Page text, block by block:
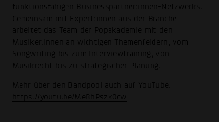
funktionsfähigen Businesspartner:innen-Netzwerks.
Gemeinsam mit Expert:innen aus der Branche
arbeitet das Team der Popakademie mit den
Musiker:innen an wichtigen Themenfeldern, vom
Songwriting bis zum Interviewtraining, von
Musikrecht bis zu strategischer Planung.
Mehr über den Bandpool auch auf YouTube:
https://youtu.be/MeBhPszx0cw